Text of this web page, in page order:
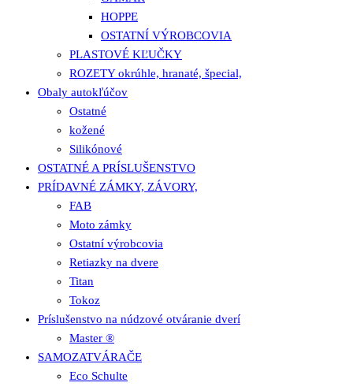
HOPPE
OSTATNÍ VÝROBCOVIA
PLASTOVÉ KĽUČKY
ROZETY okrúhle, hranaté, špecial,
Obaly autokľúčov
Ostatné
kožené
Silikónové
OSTATNÉ A PRÍSLUŠENSTVO
PRÍDAVNÉ ZÁMKY, ZÁVORY,
FAB
Moto zámky
Ostatní výrobcovia
Retiazky na dvere
Titan
Tokoz
Príslušenstvo na núdzové otváranie dverí
Master ®
SAMOZATVÁRAČE
Eco Schulte